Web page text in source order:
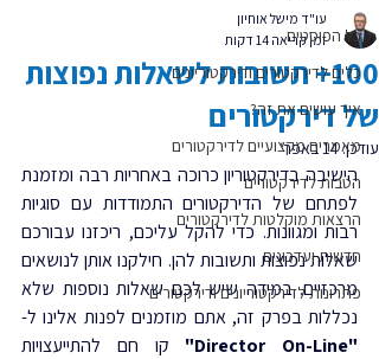
כל הפוסטים
כלים לדירקטורים ודירקטוריונים
איך עושים את זה?
מאמרים מקצועיים לדירקטורים
הטבות לדירקטורים
הרצאות מוקלטות לדירקטורים
חדשות ועדכונים
פתרונות לדירקטוריונים ודירקטורים
100+ תשובות לשאלות נפוצות
של דירקטורים
עו"ד מישל אוחיון
זמן קריאה 14 דקות
עודכן:14 באפר׳
נכללות בפרק זה, אתם מוזמנים לפנות אלינו ל-
"Director On-Line"